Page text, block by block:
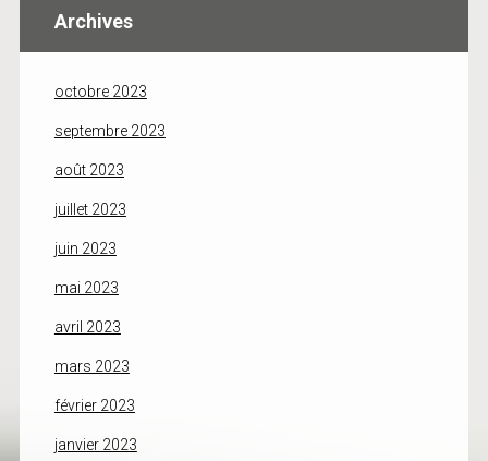
Archives
octobre 2023
septembre 2023
août 2023
juillet 2023
juin 2023
mai 2023
avril 2023
mars 2023
février 2023
janvier 2023